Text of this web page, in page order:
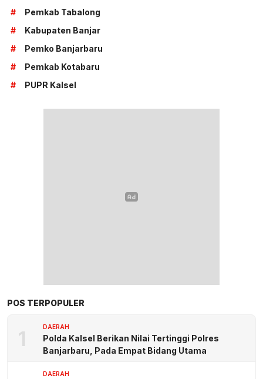
#
Pemkab Tabalong
#
Kabupaten Banjar
#
Pemko Banjarbaru
#
Pemkab Kotabaru
#
PUPR Kalsel
POS TERPOPULER
1 DAERAH
Polda Kalsel Berikan Nilai Tertinggi Polres
Banjarbaru, Pada Empat Bidang Utama
DAERAH